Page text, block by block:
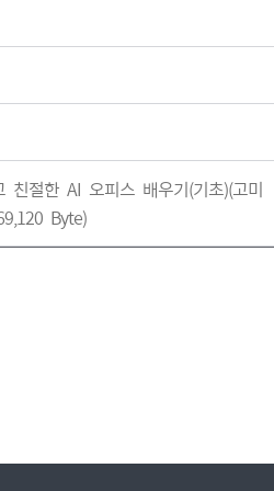
친절한 AI 오피스 배우기(기초)(고미
Byte)